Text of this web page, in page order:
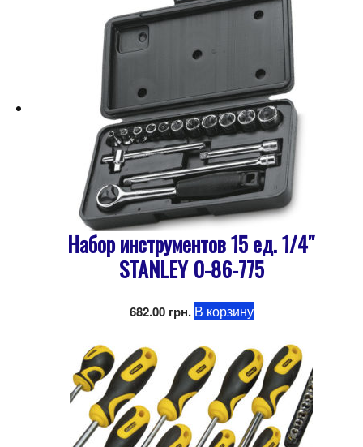
Набор инструментов 15 ед. 1/4″
STANLEY 0-86-775
682.00 грн. В корзину